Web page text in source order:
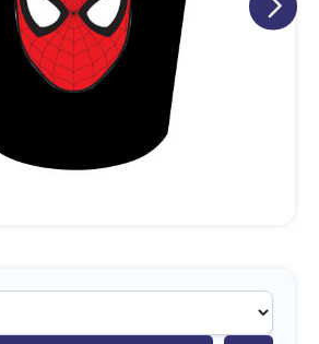
Iniciar conversa